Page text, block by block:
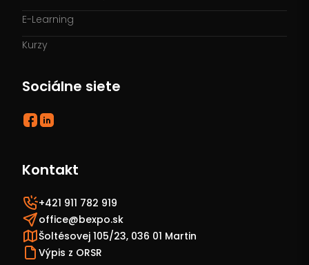
E-Learning
Kurzy
Sociálne siete
Kontakt
+421 911 782 919
office@bexpo.sk
Šoltésovej 105/23, 036 01 Martin
Výpis z ORSR